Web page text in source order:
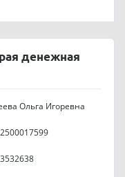
денежная
Oльгa Игoрeвнa